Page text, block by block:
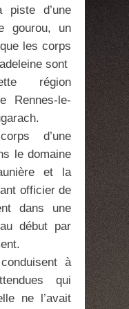
d’une
gourou, un
les corps
sont
région
Rennes-le-
d’une
le domaine
et la
officier de
dans une
début par
à
qui
ne l’avait